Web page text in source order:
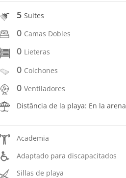
5Suites
0 Camas Dobles
0 Lieteras
0 Colchones
0Ventiladores
Distância de la playa: En la arena
Academia
Adaptado para discapacitados
Sillas de playa